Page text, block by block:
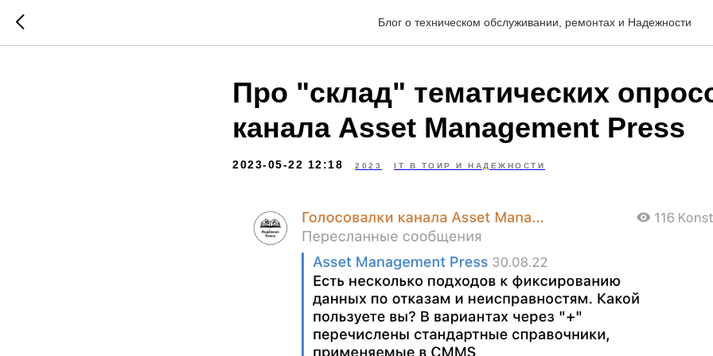
Блог о техническом обслуживании, ремонтах и Надежности
Про "склад" тематических
канала Asset Management Press
2023-05-22 12:18 2023 IT В ТОИР И НАДЕЖНОСТИ